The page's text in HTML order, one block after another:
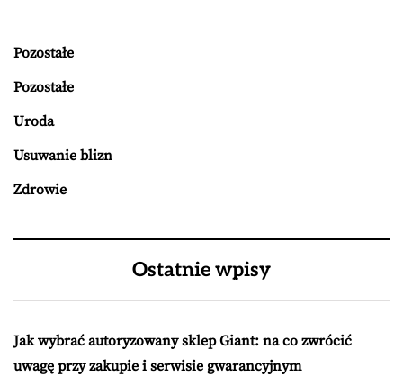
Pozostałe
Pozostałe
Uroda
Usuwanie blizn
Zdrowie
Ostatnie wpisy
Jak wybrać autoryzowany sklep Giant: na co zwrócić
uwagę przy zakupie i serwisie gwarancyjnym